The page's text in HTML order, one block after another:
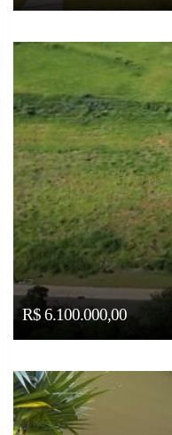
R$ 6.100.000,00